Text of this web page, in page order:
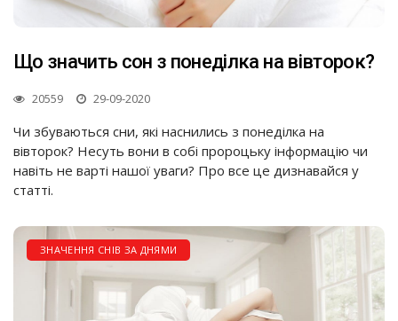
Що значить сон з понеділка на вівторок?
20559 29-09-2020
Чи збуваються сни, які наснились з понеділка на
вівторок? Несуть вони в собі пророцьку інформацію чи
навіть не варті нашої уваги? Про все це дизнавайся у
статті.
ЗНАЧЕННЯ СНІВ ЗА ДНЯМИ